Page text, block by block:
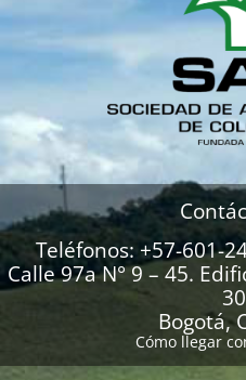
Teléfonos: +57-601-
Calle 97a N° 9 – 45.
Bogotá,
Cómo llegar